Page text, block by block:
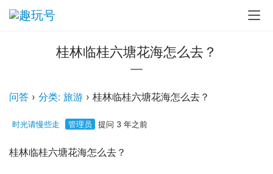
桂林临桂六塘花海怎么去？
问答 › 分类: 旅游 › 桂林临桂六塘花海怎么去？
时光请慢些走 管理员 提问 3 年之前
桂林临桂六塘花海怎么去？